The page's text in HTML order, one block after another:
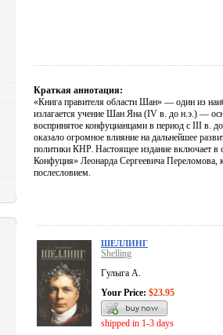
Краткая аннотация:
«Книга правителя области Шан» — один из
излагается учение Шан Яна (IV в. до н.э.) —
воспринятое конфуцианцами в период с III в.
оказало огромное влияние на дальнейшее
политики КНР. Настоящее издание включает в
Конфуция» Леонарда Сергеевича Переломова,
послесловием.
ШЕЛЛИНГ
Shelling
Гулыга А.
Your Price: $23.95
shipped in 1-3 days